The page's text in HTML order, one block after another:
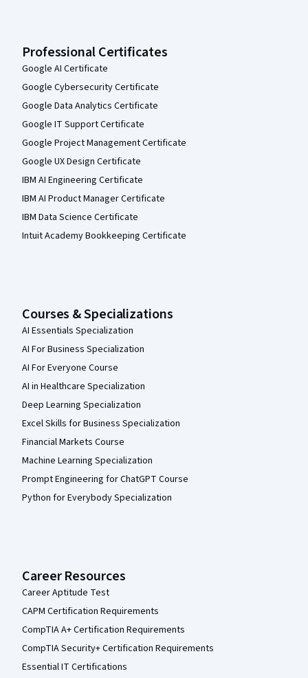
Professional Certificates
Google AI Certificate
Google Cybersecurity Certificate
Google Data Analytics Certificate
Google IT Support Certificate
Google Project Management Certificate
Google UX Design Certificate
IBM AI Engineering Certificate
IBM AI Product Manager Certificate
IBM Data Science Certificate
Intuit Academy Bookkeeping Certificate
Courses & Specializations
AI Essentials Specialization
AI For Business Specialization
AI For Everyone Course
AI in Healthcare Specialization
Deep Learning Specialization
Excel Skills for Business Specialization
Financial Markets Course
Machine Learning Specialization
Prompt Engineering for ChatGPT Course
Python for Everybody Specialization
Career Resources
Career Aptitude Test
CAPM Certification Requirements
CompTIA A+ Certification Requirements
CompTIA Security+ Certification Requirements
Essential IT Certifications